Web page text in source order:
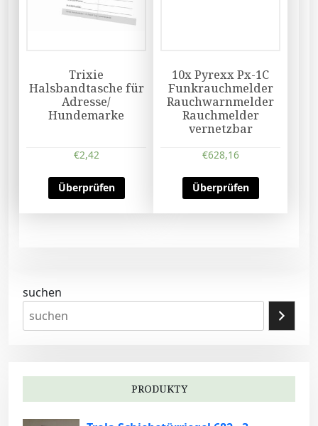
Trixie
Halsbandtasche für
Adresse/
Hundemarke
€2,42
Überprüfen
10x Pyrexx Px-1C
Funkrauchmelder
Rauchwarnmelder
Rauchmelder
vernetzbar
€628,16
Überprüfen
suchen
PRODUKTY